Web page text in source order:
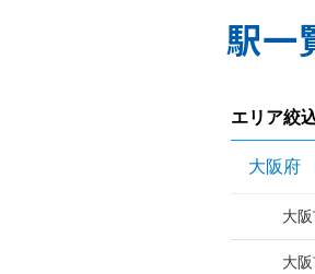
駅一
エリア絞
大阪府
大
大